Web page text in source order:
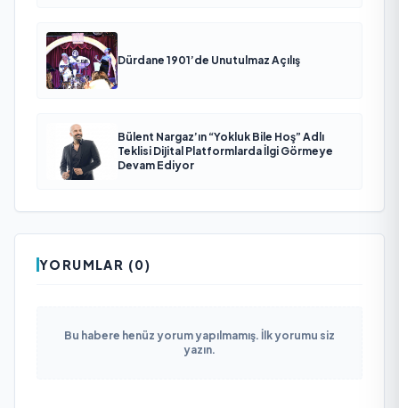
Dürdane 1901’de Unutulmaz Açılış
Bülent Nargaz’ın “Yokluk Bile Hoş” Adlı
Teklisi Dijital Platformlarda İlgi Görmeye
Devam Ediyor
YORUMLAR (0)
Bu habere henüz yorum yapılmamış. İlk yorumu siz
yazın.